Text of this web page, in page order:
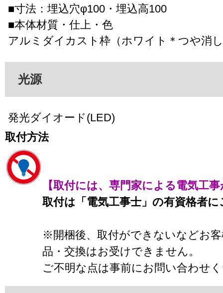
■寸法：埋込穴φ100・埋込高100
■本体材質・仕上・色
アルミダイカスト枠（ホワイト＊つや消
光源
発光ダイオード(LED)
取付方法
【取付には、専門家による電気工
取付は「電気工事士」の有資格者
※開梱後、取付ができないなどお
品・交換はお受けできません。
ご不明な点は事前にお問い合わせ